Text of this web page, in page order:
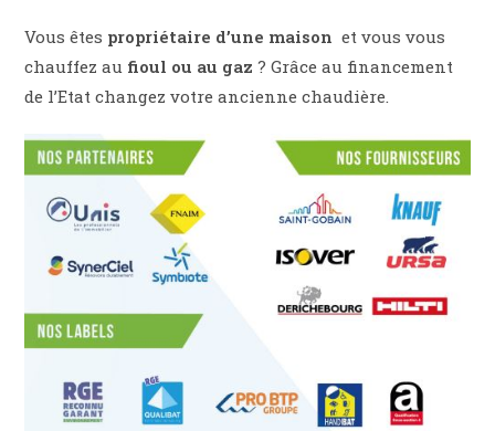
Vous êtes propriétaire d’une maison et vous vous
chauffez au fioul ou au gaz ? Grâce au financement
de l’Etat changez votre ancienne chaudière.